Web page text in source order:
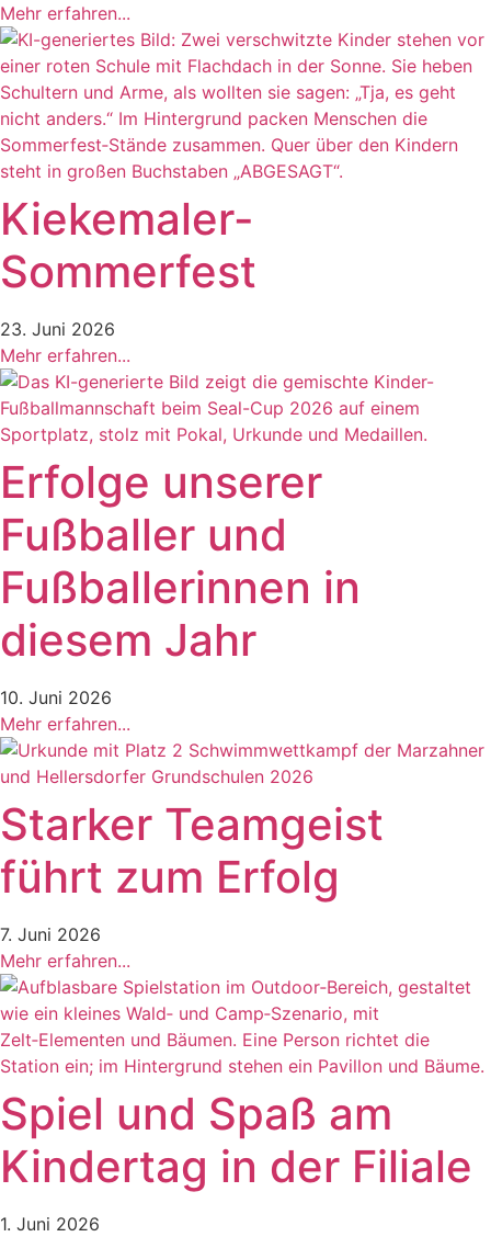
Mehr erfahren...
Kiekemaler-
Sommerfest
23. Juni 2026
Mehr erfahren...
Erfolge unserer
Fußballer und
Fußballerinnen in
diesem Jahr
10. Juni 2026
Mehr erfahren...
Starker Teamgeist
führt zum Erfolg
7. Juni 2026
Mehr erfahren...
Spiel und Spaß am
Kindertag in der Filiale
1. Juni 2026